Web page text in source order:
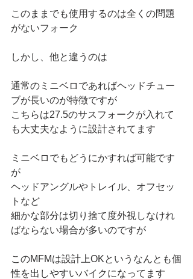
このままでも使用するのは全くの問題
がないフォーク
しかし、他と違うのは
通常のミニベロであればヘッドチュー
ブが長いのが特徴ですが
こちらは27.5のサスフォークが入れて
も大丈夫なように設計されてます
ミニベロでもどうにかすれば可能です
が
ヘッドアングルやトレイル、オフセッ
トなど
細かな部分は切り捨て度外視しなけれ
ばならない場合が多いのですが
このMFMは設計上OKというなんとも個
性を出しやすいバイクになってます